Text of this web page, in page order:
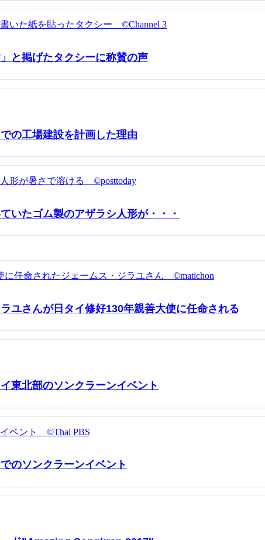
と掲げたタクシーに称賛の声
の工場建設を計画した理由
いたゴム製のアザラシ人形が・・・
ユさんが日タイ修好130年親善大使に任命される
東北部のソンクラーンイベント
のソンクラーンイベント